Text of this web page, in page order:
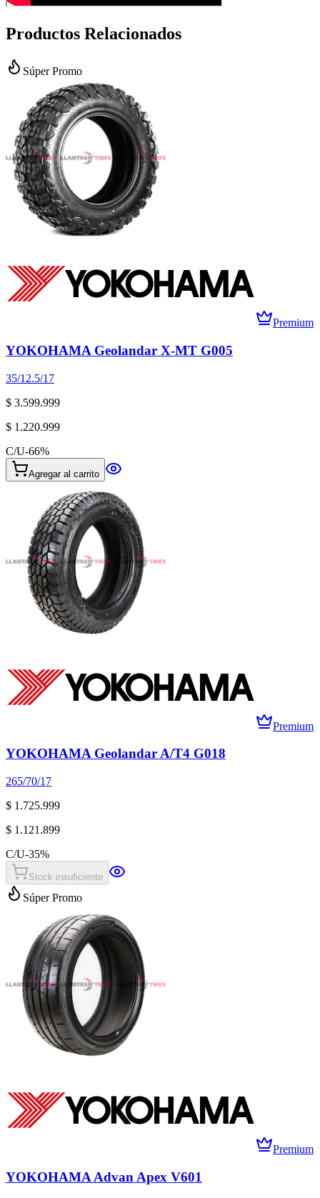
Productos Relacionados
Súper Promo
Premium
YOKOHAMA Geolandar X-MT G005
35/12.5/17
$ 3.599.999
$ 1.220.999
C/U-66%
Agregar al carrito
Premium
YOKOHAMA Geolandar A/T4 G018
265/70/17
$ 1.725.999
$ 1.121.899
C/U-35%
Stock insuficiente
Súper Promo
Premium
YOKOHAMA Advan Apex V601